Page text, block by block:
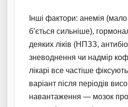
Інші фактори: анемія
б’ється сильніше),
деяких ліків (НПЗЗ,
зневоднення чи надмір
лікарі все частіше
варіант після періодів
навантаження — мозок